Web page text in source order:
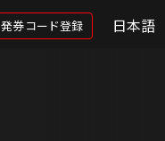
発券コード登録 日本語